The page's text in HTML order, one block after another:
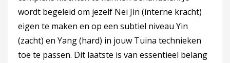
wordt begeleid om jezelf Nei Jin (interne kracht)
eigen te maken en op een subtiel niveau Yin
(zacht) en Yang (hard) in jouw Tuina technieken
toe te passen. Dit laatste is van essentieel belang